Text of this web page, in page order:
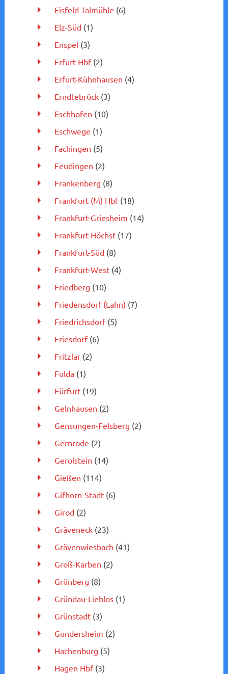
Eisfeld Talmühle (6)
Elz-Süd(1)
Enspel(3)
Erfurt Hbf(2)
Erfurt-Kühnhausen (4)
Erndtebrück(3)
Eschhofen (10)
Eschwege (1)
Fachingen (5)
Feudingen (2)
Frankenberg (8)
Frankfurt (M) Hbf(18)
Frankfurt-Griesheim (14)
Frankfurt-Höchst(17)
Frankfurt-Süd(8)
Frankfurt-West(4)
Friedberg (10)
Friedensdorf (Lahn) (7)
Friedrichsdorf(5)
Friesdorf(6)
Fritzlar(2)
Fulda(1)
Fürfurt(19)
Gelnhausen (2)
Gensungen-Felsberg (2)
Gernrode (2)
Gerolstein (14)
Gießen (114)
Gifhorn-Stadt(6)
Girod(2)
Gräveneck(23)
Grävenwiesbach (41)
Groß-Karben (2)
Grünberg (8)
Gründau-Lieblos(1)
Grünstadt(3)
Gundersheim (2)
Hachenburg (5)
Hagen Hbf(3)